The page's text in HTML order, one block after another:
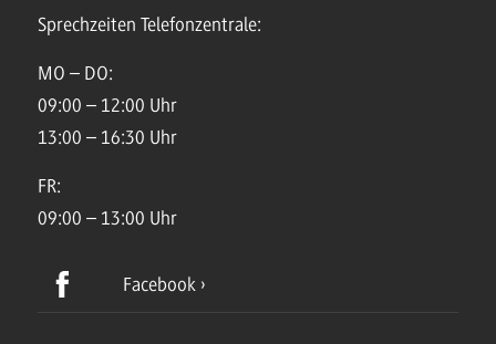
Sprechzeiten Telefonzentrale:
MO – DO:
09:00 – 12:00 Uhr
13:00 – 16:30 Uhr
FR:
09:00 – 13:00 Uhr
Facebook